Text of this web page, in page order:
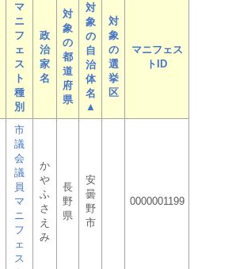
マ
ニ
フ
ェ
ス
ト
種
別
政
治
家
名
対
象
の
都
道
府
県
対
象
の
自
治
体
名
▲
対
象
の
選
挙
区
マニフェス
トID
市
議
会
議
員
マ
ニ
フ
ェ
ス
か
や
ふ
さ
え
み
長
野
県
安
曇
野
市
0000001199